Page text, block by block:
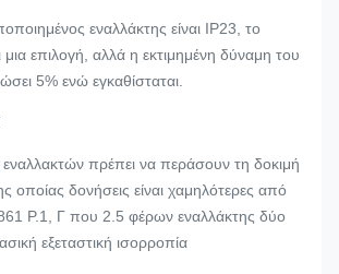
εναλλάκτης είναι IP23, το
μια επιλογή, αλλά η εκτιμημένη δύναμη του
5% ενώ εγκαθίσταται.
εναλλακτών πρέπει να περάσουν τη δοκιμή
οποίας δονήσεις είναι χαμηλότερες από
P.1, Γ που 2.5 φέρων εναλλάκτης δύο
εξεταστική ισορροπία